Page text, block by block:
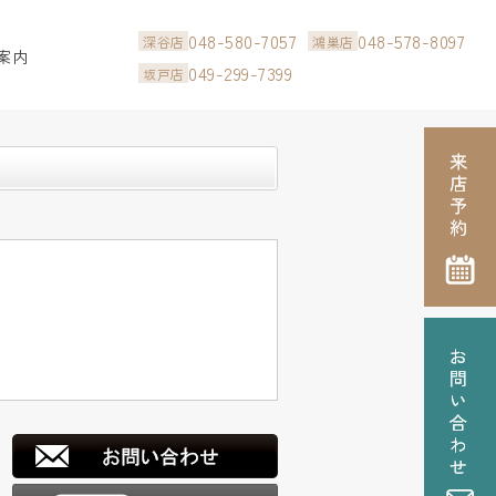
内
深谷店 048-580-7057 鴻巣店 048-578-8097
坂戸店 049-299-7399